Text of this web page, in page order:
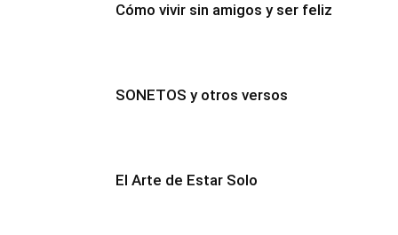
Cómo vivir sin amigos y ser feliz
SONETOS y otros versos
El Arte de Estar Solo